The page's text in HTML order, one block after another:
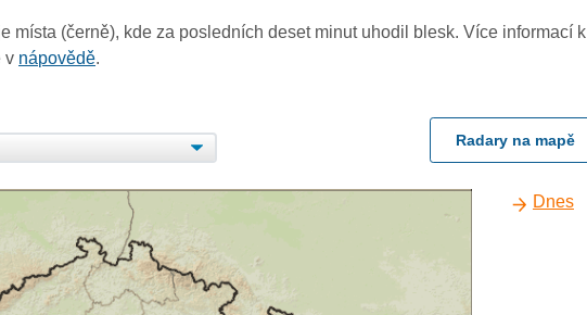
místa (černě), kde za posledních deset minut uhodil blesk. Více informací k
v nápovědě.
Radary na mapě
Dnes